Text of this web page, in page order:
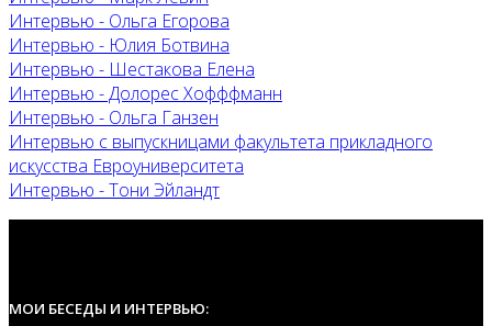
Интервью - Ольга Егорова
Интервью - Юлия Ботвина
Интервью - Шестакова Елена
Интервью - Долорес Хофффманн
Интервью - Ольга Ганзен
Интервью с выпускницами факультета прикладного
искусства Евроуниверситета
Интервью - Тони Эйландт
МОИ БЕСЕДЫ И ИНТЕРВЬЮ: